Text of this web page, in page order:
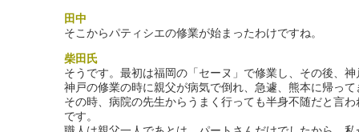
田中
そこからパティシエの修業が始まったわけですね。
柴田氏
そうです。最初は福岡の「セーヌ」で修業し、その後、
神戸の修業の時に親父が病気で倒れ、急遽、熊本に帰って
その時、病院の先生からうまく行っても半身不随だと言
です。